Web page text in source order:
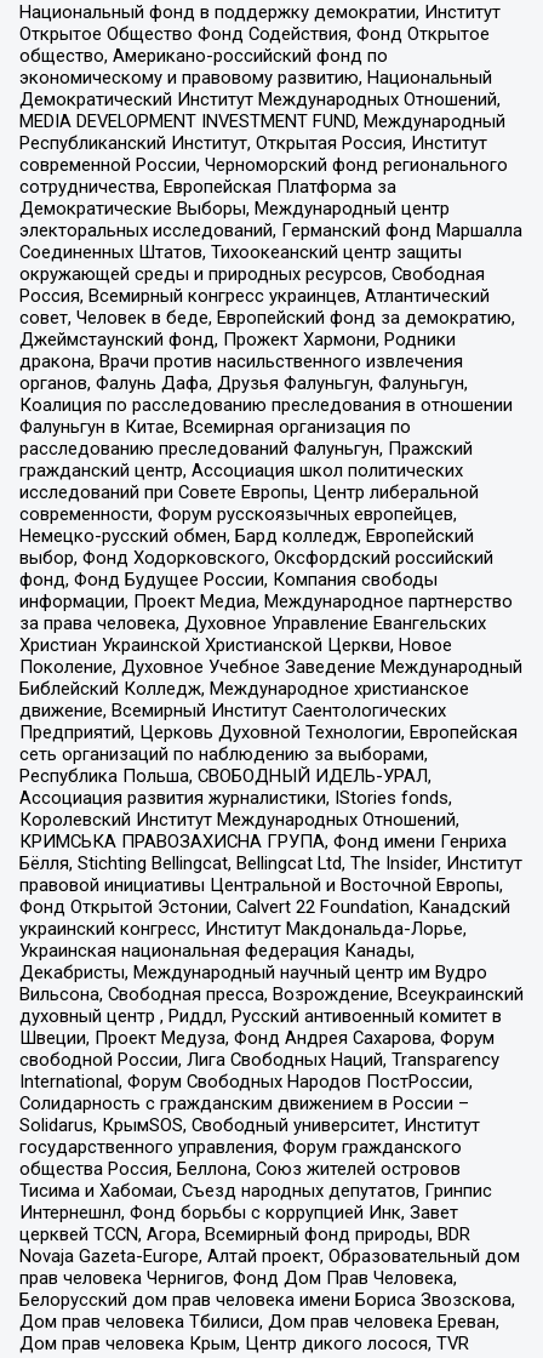
Национальный фонд в поддержку демократии, Институт
Открытое Общество Фонд Содействия, Фонд Открытое
общество, Американо-российский фонд по
экономическому и правовому развитию, Национальный
Демократический Институт Международных Отношений,
MEDIA DEVELOPMENT INVESTMENT FUND, Международный
Республиканский Институт, Открытая Россия, Институт
современной России, Черноморский фонд регионального
сотрудничества, Европейская Платформа за
Демократические Выборы, Международный центр
электоральных исследований, Германский фонд Маршалла
Соединенных Штатов, Тихоокеанский центр защиты
окружающей среды и природных ресурсов, Свободная
Россия, Всемирный конгресс украинцев, Атлантический
совет, Человек в беде, Европейский фонд за демократию,
Джеймстаунский фонд, Прожект Хармони, Родники
дракона, Врачи против насильственного извлечения
органов, Фалунь Дафа, Друзья Фалуньгун, Фалуньгун,
Коалиция по расследованию преследования в отношении
Фалуньгун в Китае, Всемирная организация по
расследованию преследований Фалуньгун, Пражский
гражданский центр, Ассоциация школ политических
исследований при Совете Европы, Центр либеральной
современности, Форум русскоязычных европейцев,
Немецко-русский обмен, Бард колледж, Европейский
выбор, Фонд Ходорковского, Оксфордский российский
фонд, Фонд Будущее России, Компания свободы
информации, Проект Медиа, Международное партнерство
за права человека, Духовное Управление Евангельских
Христиан Украинской Христианской Церкви, Новое
Поколение, Духовное Учебное Заведение Международный
Библейский Колледж, Международное христианское
движение, Всемирный Институт Саентологических
Предприятий, Церковь Духовной Технологии, Европейская
сеть организаций по наблюдению за выборами,
Республика Польша, СВОБОДНЫЙ ИДЕЛЬ-УРАЛ,
Ассоциация развития журналистики, IStories fonds,
Королевский Институт Международных Отношений,
КРИМСЬКА ПРАВОЗАХИСНА ГРУПА, Фонд имени Генриха
Бёлля, Stichting Bellingcat, Bellingcat Ltd, The Insider, Институт
правовой инициативы Центральной и Восточной Европы,
Фонд Открытой Эстонии, Calvert 22 Foundation, Канадский
украинский конгресс, Институт Макдональда-Лорье,
Украинская национальная федерация Канады,
Декабристы, Международный научный центр им Вудро
Вильсона, Свободная пресса, Возрождение, Всеукраинский
духовный центр , Риддл, Русский антивоенный комитет в
Швеции, Проект Медуза, Фонд Андрея Сахарова, Форум
свободной России, Лига Свободных Наций, Transparеncy
International, Форум Свободных Народов ПостРоссии,
Солидарность с гражданским движением в России –
Solidarus, КрымSOS, Свободный университет, Институт
государственного управления, Форум гражданского
общества Россия, Беллона, Союз жителей островов
Тисима и Хабомаи, Съезд народных депутатов, Гринпис
Интернешнл, Фонд борьбы с коррупцией Инк, Завет
церквей TCCN, Агора, Всемирный фонд природы, BDR
Novaja Gazeta-Europe, Алтай проект, Образовательный дом
прав человека Чернигов, Фонд Дом Прав Человека,
Белорусский дом прав человека имени Бориса Звозскова,
Дом прав человека Тбилиси, Дом прав человека Ереван,
Дом прав человека Крым, Центр дикого лосося, TVR